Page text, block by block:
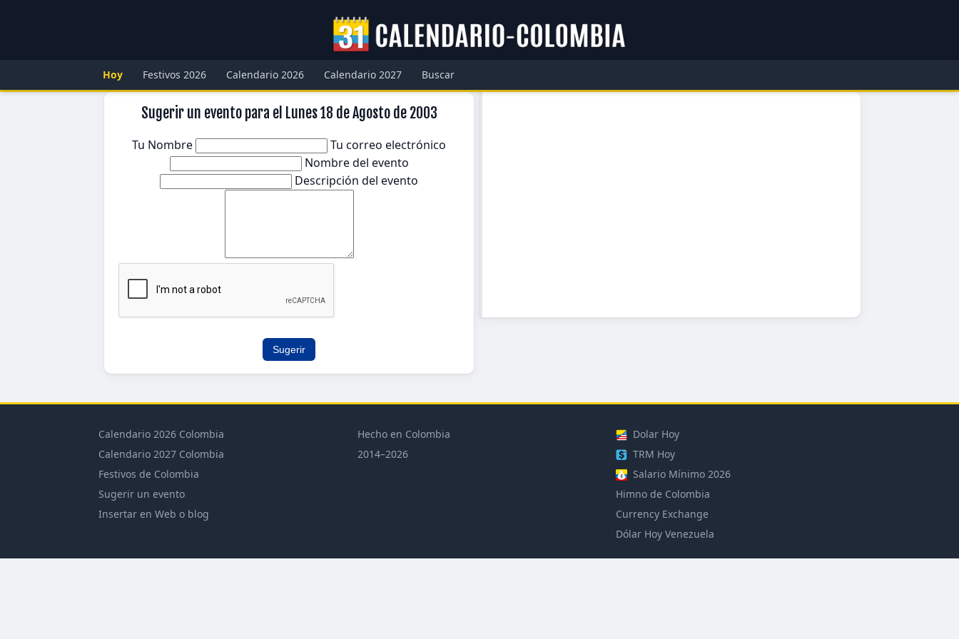
Hoy Festivos 2026 Calendario 2026 Calendario 2027 Buscar
Sugerir un evento para el Lunes 18 de Agosto de 2003
Tu Nombre
Tu correo electrónico
Nombre del evento
Descripción del evento
Sugerir
Calendario 2026 Colombia
Calendario 2027 Colombia
Festivos de Colombia
Sugerir un evento
Insertar en Web o blog
Hecho en Colombia
2014–2026
Dolar Hoy
TRM Hoy
Salario Mínimo 2026
Himno de Colombia
Currency Exchange
Dólar Hoy Venezuela